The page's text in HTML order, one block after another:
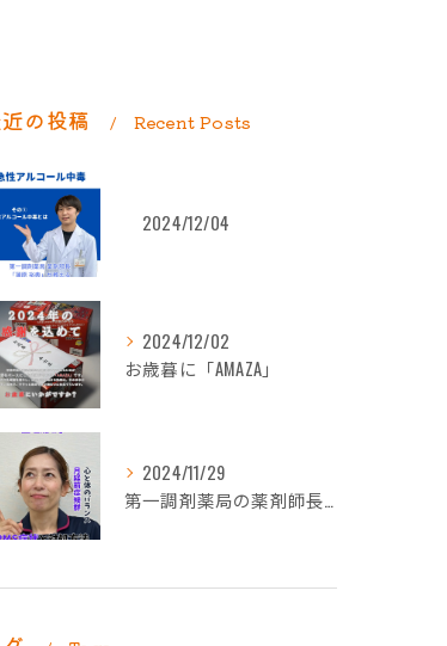
の投稿 Recent Posts
2024/12/04
2024/12/02
お歳暮に「AMAZA」
2024/11/29
第一調剤薬局の薬剤師長岡朋子が「生理痛」について解説します。